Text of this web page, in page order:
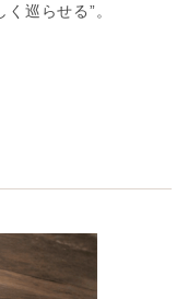
巡らせる”。